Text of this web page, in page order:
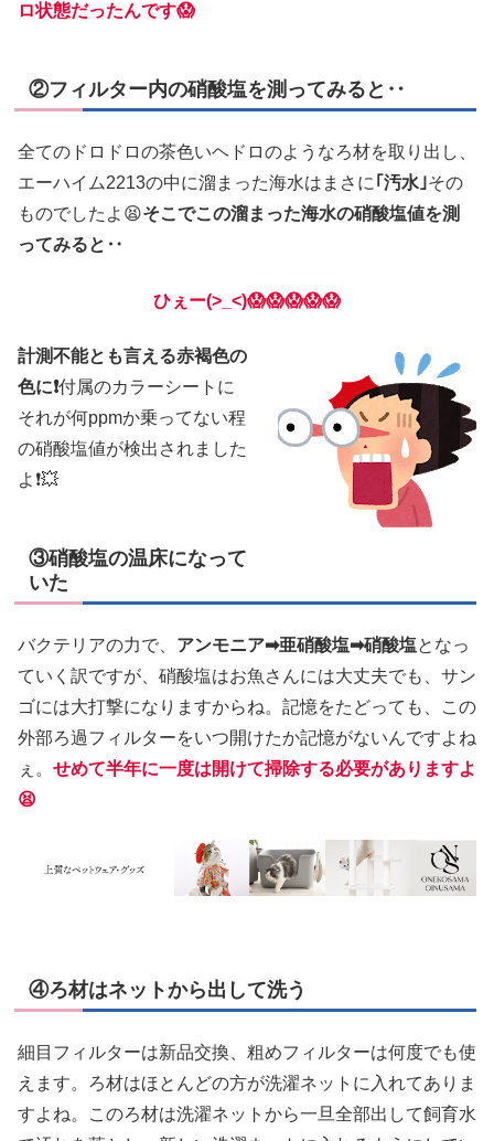
ロ状態だったんです😱
②フィルター内の硝酸塩を測ってみると‥
全てのドロドロの茶色いヘドロのようなろ材を取り出し、
エーハイム2213の中に溜まった海水はまさに ｢汚水｣その
ものでしたよ😫そこでこの溜まった海水の硝酸塩値を測
ってみると‥
ひぇー(>_<)😱😱😱😱😱
計測不能とも言える赤褐色の
色に❗付属のカラーシートに
それが何ppmか乗ってない程
の硝酸塩値が検出されました
よ❗💥
③硝酸塩の温床になって
いた
バクテリアの力で、 アンモニア➡亜硝酸塩➡硝酸塩となっ
ていく訳ですが、硝酸塩はお魚さんには大丈夫でも、サン
ゴには大打撃になりますからね。記憶をたどっても、この
外部ろ過フィルターをいつ開けたか記憶がないんですよね
ぇ。 せめて半年に一度は開けて掃除する必要がありますよ
😫
④ろ材はネットから出して洗う
細目フィルターは新品交換、粗めフィルターは何度でも使
えます。ろ材はほとんどの方が洗濯ネットに入れてありま
すよね。このろ材は洗濯ネットから一旦全部出して飼育水